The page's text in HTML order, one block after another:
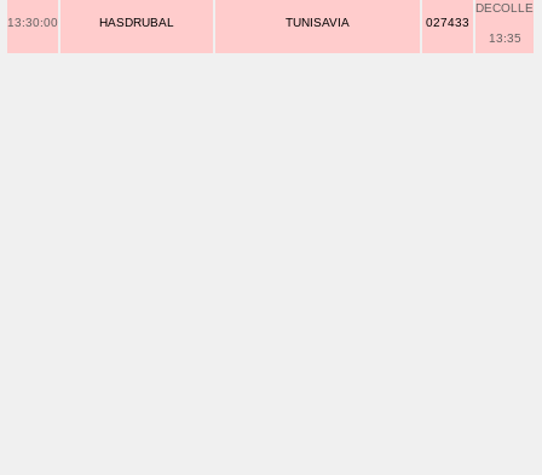
13:30:00 HASDRUBAL TUNISAVIA 027433
DECOLLE
13:35